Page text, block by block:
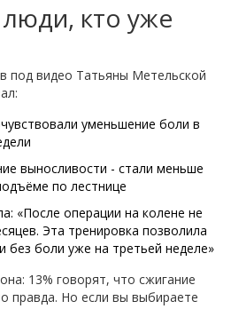
кто уже
под видео Татьяны Метельской
уменьшение боли в
выносливости - стали меньше
по лестнице
«После операции на колене не
Эта тренировка позволила
без боли уже на третьей неделе»
13% говорят, что сжигание
правда. Но если вы выбираете